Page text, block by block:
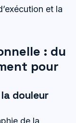
et la
: du
pour
douleur
de la